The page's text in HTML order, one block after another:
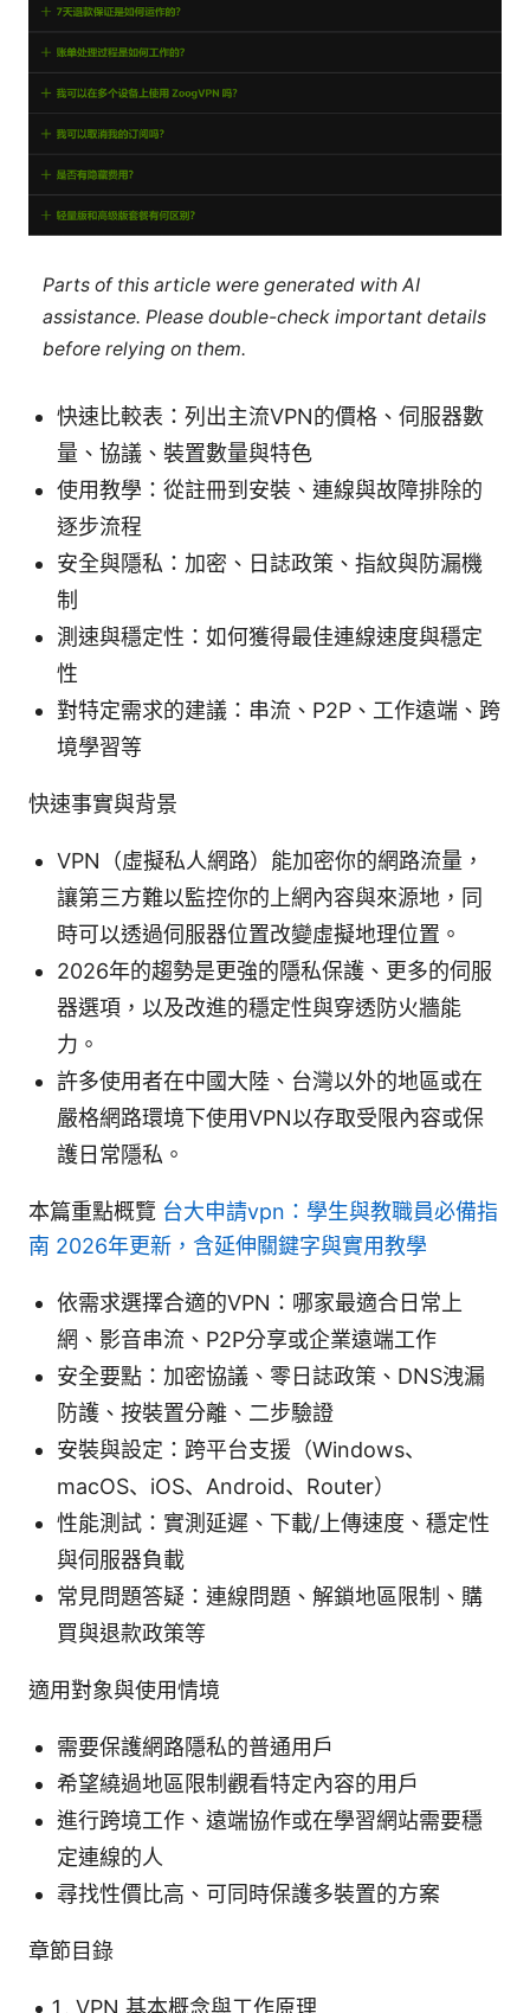
Parts of this article were generated with AI
assistance. Please double-check important details
before relying on them.
快速比較表：列出主流VPN的價格、伺服器數
量、協議、裝置數量與特色
使用教學：從註冊到安裝、連線與故障排除的
逐步流程
安全與隱私：加密、日誌政策、指紋與防漏機
制
測速與穩定性：如何獲得最佳連線速度與穩定
性
對特定需求的建議：串流、P2P、工作遠端、跨
境學習等
快速事實與背景
VPN（虛擬私人網路）能加密你的網路流量，
讓第三方難以監控你的上網內容與來源地，同
時可以透過伺服器位置改變虛擬地理位置。
2026年的趨勢是更強的隱私保護、更多的伺服
器選項，以及改進的穩定性與穿透防火牆能
力。
許多使用者在中國大陸、台灣以外的地區或在
嚴格網路環境下使用VPN以存取受限內容或保
護日常隱私。
本篇重點概覽 台大申請vpn：學生與教職員必備指
南 2026年更新，含延伸關鍵字與實用教學
依需求選擇合適的VPN：哪家最適合日常上
網、影音串流、P2P分享或企業遠端工作
安全要點：加密協議、零日誌政策、DNS洩漏
防護、按裝置分離、二步驗證
安裝與設定：跨平台支援（Windows、
macOS、iOS、Android、Router）
性能測試：實測延遲、下載/上傳速度、穩定性
與伺服器負載
常見問題答疑：連線問題、解鎖地區限制、購
買與退款政策等
適用對象與使用情境
需要保護網路隱私的普通用戶
希望繞過地區限制觀看特定內容的用戶
進行跨境工作、遠端協作或在學習網站需要穩
定連線的人
尋找性價比高、可同時保護多裝置的方案
章節目錄
VPN 基本概念與工作原理